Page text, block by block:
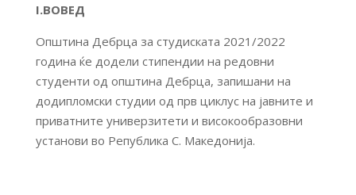
I.ВОВЕД
Општина Дебрца за студиската 2021/2022
година ќе додели стипендии на редовни
студенти од општина Дебрца, запишани на
додипломски студии од прв циклус на јавните и
приватните универзитети и високообразовни
установи во Република С. Македонија.